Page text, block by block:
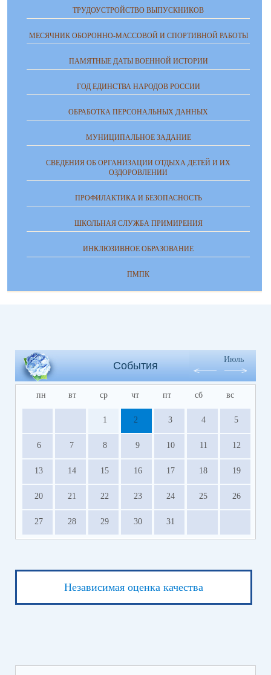
ТРУДОУСТРОЙСТВО ВЫПУСКНИКОВ
МЕСЯЧНИК ОБОРОННО-МАССОВОЙ И СПОРТИВНОЙ РАБОТЫ
ПАМЯТНЫЕ ДАТЫ ВОЕННОЙ ИСТОРИИ
ГОД ЕДИНСТВА НАРОДОВ РОССИИ
ОБРАБОТКА ПЕРСОНАЛЬНЫХ ДАННЫХ
МУНИЦИПАЛЬНОЕ ЗАДАНИЕ
СВЕДЕНИЯ ОБ ОРГАНИЗАЦИИ ОТДЫХА ДЕТЕЙ И ИХ
ОЗДОРОВЛЕНИИ
ПРОФИЛАКТИКА И БЕЗОПАСНОСТЬ
ШКОЛЬНАЯ СЛУЖБА ПРИМИРЕНИЯ
ИНКЛЮЗИВНОЕ ОБРАЗОВАНИЕ
ПМПК
События
Июль
пн вт ср чт пт сб вс
1 2 3 4 5
6 7 8 9 10 11 12
13 14 15 16 17 18 19
20 21 22 23 24 25 26
27 28 29 30 31
Независимая оценка качества